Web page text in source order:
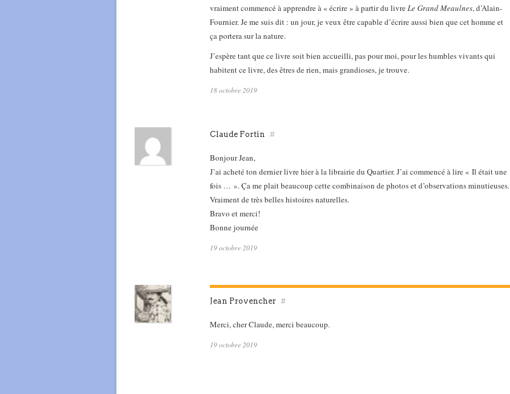
vraiment commencé à apprendre à « écrire » à partir du livreLe Grand Meaulnes, d’Alain-
Fournier. Je me suis dit : un jour, je veux être capable d’écrire aussi bien que cet homme et
ça portera sur la nature.
J’espère tant que ce livre soit bien accueilli, pas pour moi, pour les humbles vivants qui
habitent ce livre, des êtres de rien, mais grandioses, je trouve.
18 octobre 2019
Claude Fortin #
Bonjour Jean,
J’ai acheté ton dernier livre hier à la librairie du Quartier. J’ai commencé à lire « Il était une
fois … ». Ça me plait beaucoup cette combinaison de photos et d’observations minutieuses.
Vraiment de très belles histoires naturelles.
Bravo et merci!
Bonne journée
19 octobre 2019
Jean Provencher #
Merci, cher Claude, merci beaucoup.
19 octobre 2019